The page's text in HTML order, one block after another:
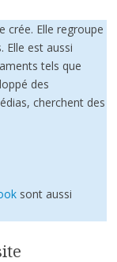
crée. Elle regroupe
Elle est aussi
tels que
des
cherchent des
sont aussi